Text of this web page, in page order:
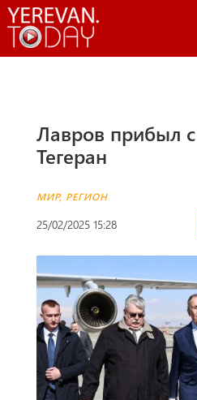
Лавров прибыл
Тегеран
МИР, РЕГИОН
25/02/2025 15:28